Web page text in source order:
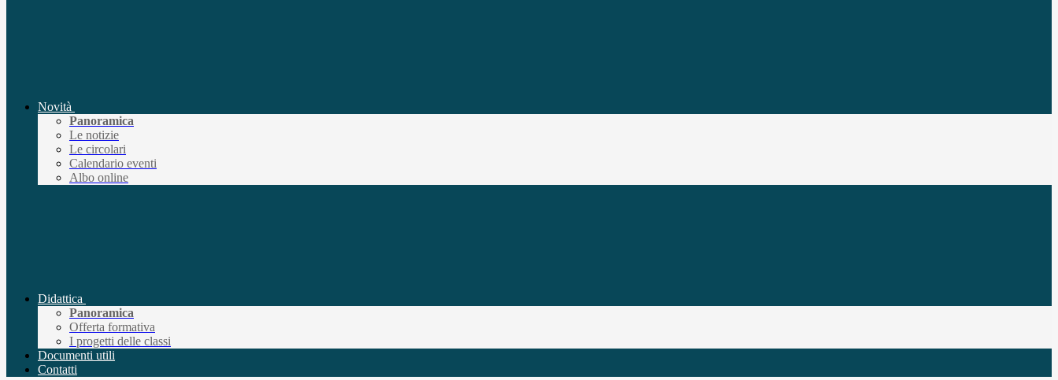
Novità
Panoramica
Le notizie
Le circolari
Calendario eventi
Albo online
Didattica
Panoramica
Offerta formativa
I progetti delle classi
Documenti utili
Contatti